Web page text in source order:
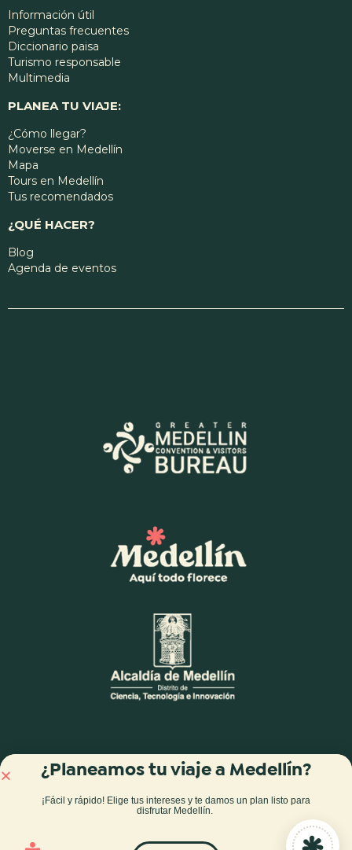
Información útil
Preguntas frecuentes
Diccionario paisa
Turismo responsable
Multimedia
PLANEA TU VIAJE:
¿Cómo llegar?
Moverse en Medellín
Mapa
Tours en Medellín
Tus recomendados
¿QUÉ HACER?
Blog
Agenda de eventos
¿Planeamos tu viaje a Medellín?
¡Fácil y rápido! Elige tus intereses y te damos un plan listo para
disfrutar Medellín.